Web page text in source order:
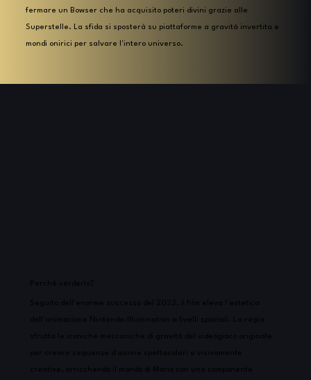
fermare un Bowser che ha acquisito poteri divini grazie alle
Superstelle. La sfida si sposterà su piattaforme a gravità invertita e
mondi onirici per salvare l'intero universo.
Perchè verderlo?
Seguito dell'enorme successo del 2023, il film eleva l'estetica
dell'animazione Nintendo-Illumination a livelli spaziali. La regia
sfrutta le iconiche meccaniche di gravità del videogioco originale
per creare sequenze d'azione spettacolari e visivamente
creative, arricchendo il mondo di Mario con una componente